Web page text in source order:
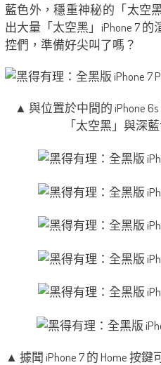
藍色外，穩重神秘的「太空
出大量「太空黑」iPhone 7
控們，準備好尖叫了嗎？
▲ 與位置於中間的 iPhone
「太空黑」與深
▲ 據聞 iPhone 7 的 Home 按